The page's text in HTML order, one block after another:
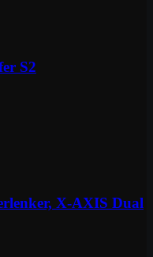
S2
X-AXIS Dual